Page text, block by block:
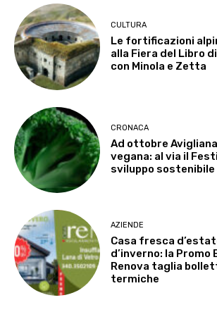
CULTURA
Le fortificazioni
alla Fiera del Libro
con Minola e Zetta
CRONACA
Ad ottobre
vegana: al via il
sviluppo
AZIENDE
Casa fresca
d’inverno: la Promo
Renova taglia
termiche